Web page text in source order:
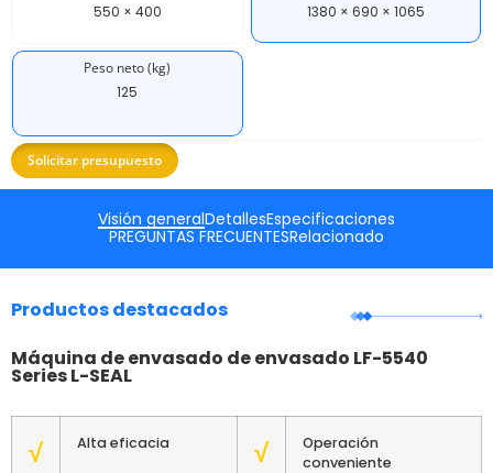
550 × 400
1380 × 690 × 1065
Peso neto (kg)
125
Solicitar presupuesto
Visión generalDetallesEspecificaciones
PREGUNTAS FRECUENTESRelacionado
Productos destacados
Máquina de envasado de envasado LF-5540
Series L-SEAL
√ Alta eficacia √
Operación
conveniente